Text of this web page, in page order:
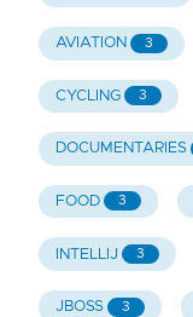
AVIATION 3
CYCLING 3
DOCUMENTARIES
FOOD 3
INTELLIJ 3
JBOSS 3